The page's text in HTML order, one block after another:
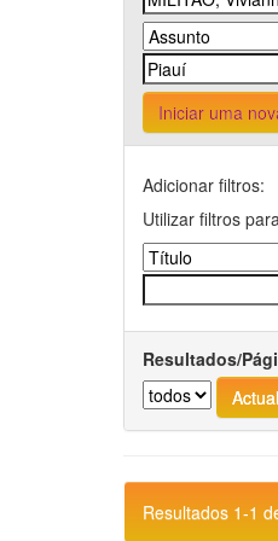
Iniciar uma
Adicionar filtros:
Utilizar filtros
Resultados/
Resultados 1-1